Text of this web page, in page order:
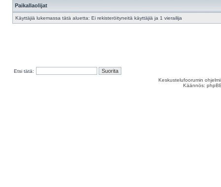
Paikallaolijat
Käyttäjiä lukemassa tätä aluetta: Ei rekisteröityneitä käyttäjiä ja 1 vierailija
Etsi tätä:
Keskustelufoorumin
Käännös: